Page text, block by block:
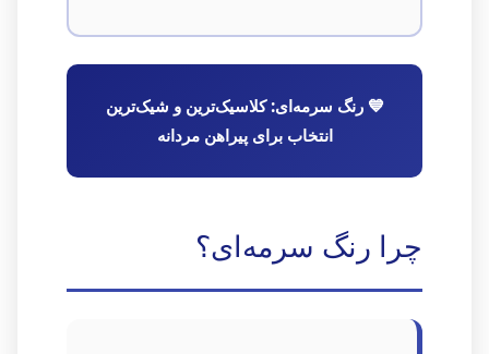
💙 رنگ سرمه‌ای: کلاسیک‌ترین و شیک‌ترین
انتخاب برای پیراهن مردانه
چرا رنگ سرمه‌ای؟